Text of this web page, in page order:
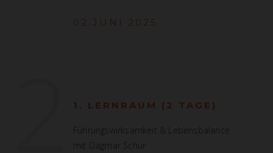
02.JUNI 2025
1. LERNRAUM (2 TAGE)
Führungswirksamkeit & Lebensbalance
mit Dagmar Schur